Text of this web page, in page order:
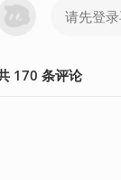
170 条评论